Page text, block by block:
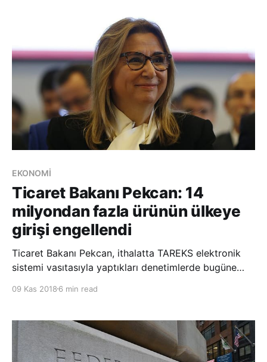
“Küresel finans sisteminin istikrarı ve bütünlüğü içi
EKONOMİ
Ticaret Bakanı Pekcan: 14
milyondan fazla ürünün ülkeye
girişi engellendi
Ticaret Bakanı Pekcan, ithalatta TAREKS elektronik
sistemi vasıtasıyla yaptıkları denetimlerde bugüne
fazla ürünün ülkeye girişini engellediklerini açıkladı.
bütçesinin görüşüldüğü TBMM Plan ve Bütçe
09 Kas 2018 6 min read